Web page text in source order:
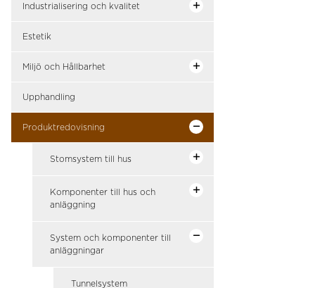
Industrialisering och kvalitet
Estetik
Miljö och Hållbarhet
Upphandling
Produktredovisning
Stomsystem till hus
Komponenter till hus och
anläggning
System och komponenter till
anläggningar
Tunnelsystem